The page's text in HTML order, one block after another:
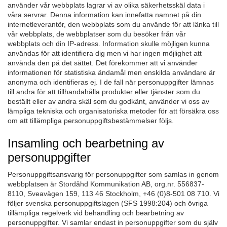
använder vår webbplats lagrar vi av olika säkerhetsskäl data i
våra servrar. Denna information kan innefatta namnet på din
internetleverantör, den webbplats som du använde för att länka till
vår webbplats, de webbplatser som du besöker från vår
webbplats och din IP-adress. Information skulle möjligen kunna
användas för att identifiera dig men vi har ingen möjlighet att
använda den på det sättet. Det förekommer att vi använder
informationen för statistiska ändamål men enskilda användare är
anonyma och identifieras ej. I de fall när personuppgifter lämnas
till andra för att tillhandahålla produkter eller tjänster som du
beställt eller av andra skäl som du godkänt, använder vi oss av
lämpliga tekniska och organisatoriska metoder för att försäkra oss
om att tillämpliga personuppgiftsbestämmelser följs.
Insamling och bearbetning av
personuppgifter
Personuppgiftsansvarig för personuppgifter som samlas in genom
webbplatsen är Stordåhd Kommunikation AB, org.nr. 556837-
8110, Sveavägen 159, 113 46 Stockholm, +46 (0)8-501 08 710. Vi
följer svenska personuppgiftslagen (SFS 1998:204) och övriga
tillämpliga regelverk vid behandling och bearbetning av
personuppgifter. Vi samlar endast in personuppgifter som du själv